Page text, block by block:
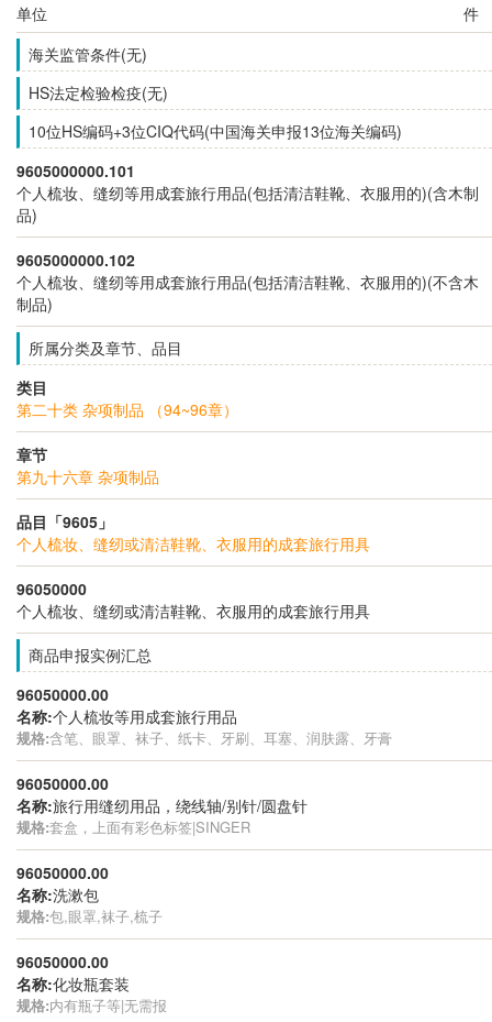
单位
件
海关监管条件(无)
HS法定检验检疫(无)
10位HS编码+3位CIQ代码(中国海关申报13位海关编码)
9605000000.101
个人梳妆、缝纫等用成套旅行用品(包括清洁鞋靴、衣服用的)(含木制
品)
9605000000.102
个人梳妆、缝纫等用成套旅行用品(包括清洁鞋靴、衣服用的)(不含木
制品)
所属分类及章节、品目
类目
第二十类 杂项制品 （94~96章）
章节
第九十六章 杂项制品
品目「9605」
个人梳妆、缝纫或清洁鞋靴、衣服用的成套旅行用具
96050000
个人梳妆、缝纫或清洁鞋靴、衣服用的成套旅行用具
商品申报实例汇总
96050000.00
名称:个人梳妆等用成套旅行用品
规格:含笔、眼罩、袜子、纸卡、牙刷、耳塞、润肤露、牙膏
96050000.00
名称:旅行用缝纫用品，绕线轴/别针/圆盘针
规格:套盒，上面有彩色标签|SINGER
96050000.00
名称:洗漱包
规格:包,眼罩,袜子,梳子
96050000.00
名称:化妆瓶套装
规格:内有瓶子等|无需报